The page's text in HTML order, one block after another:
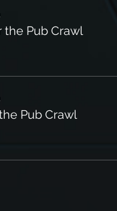
the Pub Crawl
Pub Crawl